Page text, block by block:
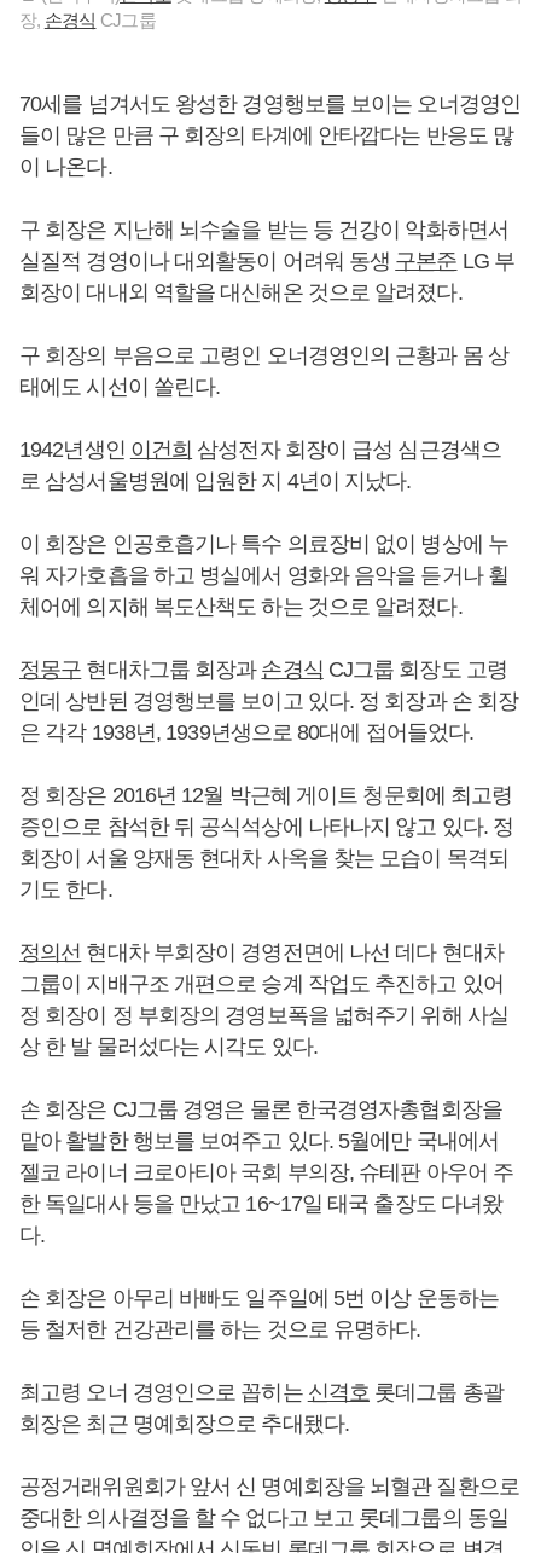
장, 손경식 CJ그룹
70세를 넘겨서도 왕성한 경영행보를 보이는 오너경영인
들이 많은 만큼 구 회장의 타계에 안타깝다는 반응도 많
이 나온다.
구 회장은 지난해 뇌수술을 받는 등 건강이 악화하면서
실질적 경영이나 대외활동이 어려워 동생 구본준 LG 부
회장이 대내외 역할을 대신해온 것으로 알려졌다.
구 회장의 부음으로 고령인 오너경영인의 근황과 몸 상
태에도 시선이 쏠린다.
1942년생인 이건희 삼성전자 회장이 급성 심근경색으
로 삼성서울병원에 입원한 지 4년이 지났다.
이 회장은 인공호흡기나 특수 의료장비 없이 병상에 누
워 자가호흡을 하고 병실에서 영화와 음악을 듣거나 휠
체어에 의지해 복도산책도 하는 것으로 알려졌다.
정몽구 현대차그룹 회장과 손경식 CJ그룹 회장도 고령
인데 상반된 경영행보를 보이고 있다. 정 회장과 손 회장
은 각각 1938년, 1939년생으로 80대에 접어들었다.
정 회장은 2016년 12월 박근혜 게이트 청문회에 최고령
증인으로 참석한 뒤 공식석상에 나타나지 않고 있다. 정
회장이 서울 양재동 현대차 사옥을 찾는 모습이 목격되
기도 한다.
정의선 현대차 부회장이 경영전면에 나선 데다 현대차
그룹이 지배구조 개편으로 승계 작업도 추진하고 있어
정 회장이 정 부회장의 경영보폭을 넓혀주기 위해 사실
상 한 발 물러섰다는 시각도 있다.
손 회장은 CJ그룹 경영은 물론 한국경영자총협회장을
맡아 활발한 행보를 보여주고 있다. 5월에만 국내에서
젤코 라이너 크로아티아 국회 부의장, 슈테판 아우어 주
한 독일대사 등을 만났고 16~17일 태국 출장도 다녀왔
다.
손 회장은 아무리 바빠도 일주일에 5번 이상 운동하는
등 철저한 건강관리를 하는 것으로 유명하다.
최고령 오너 경영인으로 꼽히는 신격호 롯데그룹 총괄
회장은 최근 명예회장으로 추대됐다.
공정거래위원회가 앞서 신 명예회장을 뇌혈관 질환으로
중대한 의사결정을 할 수 없다고 보고 롯데그룹의 동일